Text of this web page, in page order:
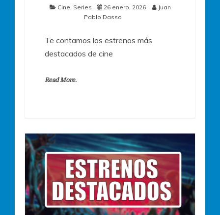
Cine Series 26 enero, 2026
Juan
Pablo Dasso
Te contamos los estrenos más
destacados de cine
Read More.